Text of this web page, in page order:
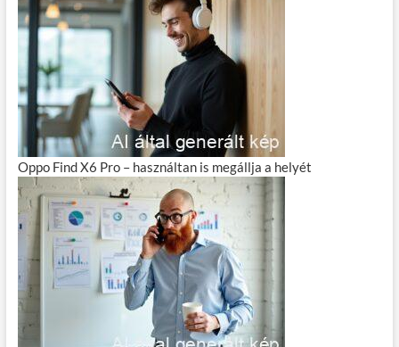
Oppo Find X6 Pro – használtan is megállja a helyét